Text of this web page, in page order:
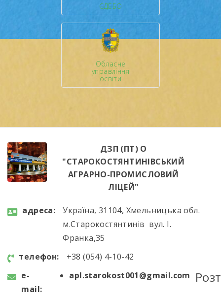
ЄДЕБО
Обласне
управління
освіти
ДЗП (ПТ) О
"СТАРОКОСТЯНТИНІВСЬКИЙ
АГРАРНО-ПРОМИСЛОВИЙ
ЛІЦЕЙ"
aдресa:
Україна, 31104, Хмельницька обл.
м.Старокостянтинів вул. І.
Франка,35
телефон:
+38 (054) 4-10-42
e-
mail:
apl.starokost001@gmail.com